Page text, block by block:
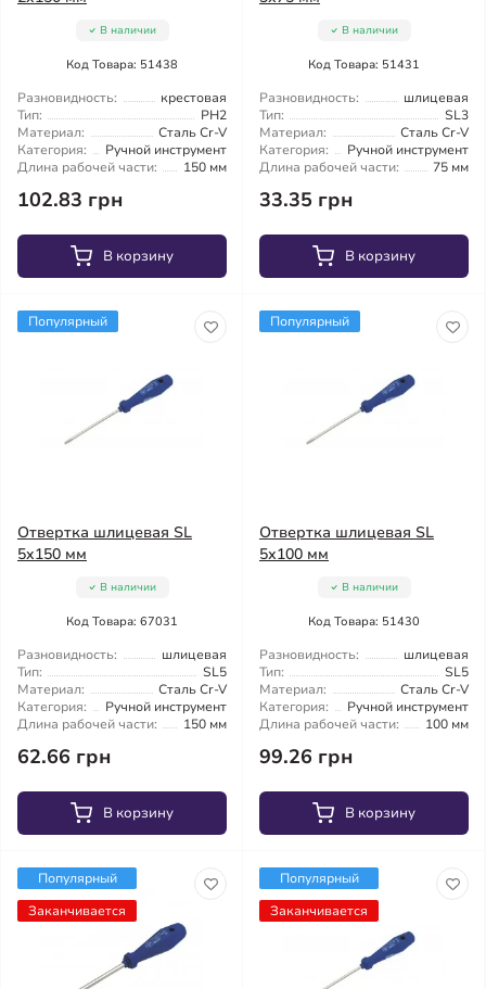
В наличии
Код Товара: 51438
Разновидность:
крестовая
Тип:
PH2
Материал:
Сталь Cr-V
Категория:
Ручной инструмент
Длина рабочей части:
150 мм
102.83 грн
В корзину
В наличии
Код Товара: 51431
Разновидность:
шлицевая
Тип:
SL3
Материал:
Сталь Cr-V
Категория:
Ручной инструмент
Длина рабочей части:
75 мм
33.35 грн
В корзину
Популярный
Отвертка шлицевая SL
5x150 мм
В наличии
Код Товара: 67031
Разновидность:
шлицевая
Тип:
SL5
Материал:
Сталь Cr-V
Категория:
Ручной инструмент
Длина рабочей части:
150 мм
62.66 грн
В корзину
Популярный
Отвертка шлицевая SL
5х100 мм
В наличии
Код Товара: 51430
Разновидность:
шлицевая
Тип:
SL5
Материал:
Сталь Cr-V
Категория:
Ручной инструмент
Длина рабочей части:
100 мм
99.26 грн
В корзину
Популярный
Заканчивается
Популярный
Заканчивается